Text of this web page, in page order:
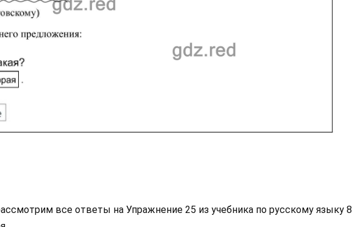
все ответы на Упражнение 25 из учебника по русскому языку 8